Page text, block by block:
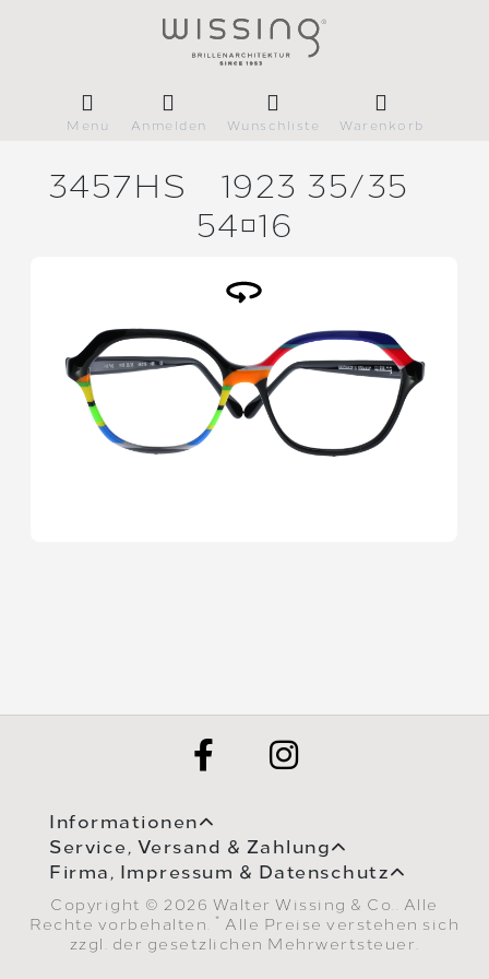
Menü Anmelden Wunschliste Warenkorb
3457HS 1923 35/35
5416
Informationen
Service, Versand & Zahlung
Firma, Impressum & Datenschutz
Copyright © 2026 Walter Wissing & Co.. Alle
Rechte vorbehalten.
* Alle Preise verstehen sich
zzgl. der gesetzlichen Mehrwertsteuer.